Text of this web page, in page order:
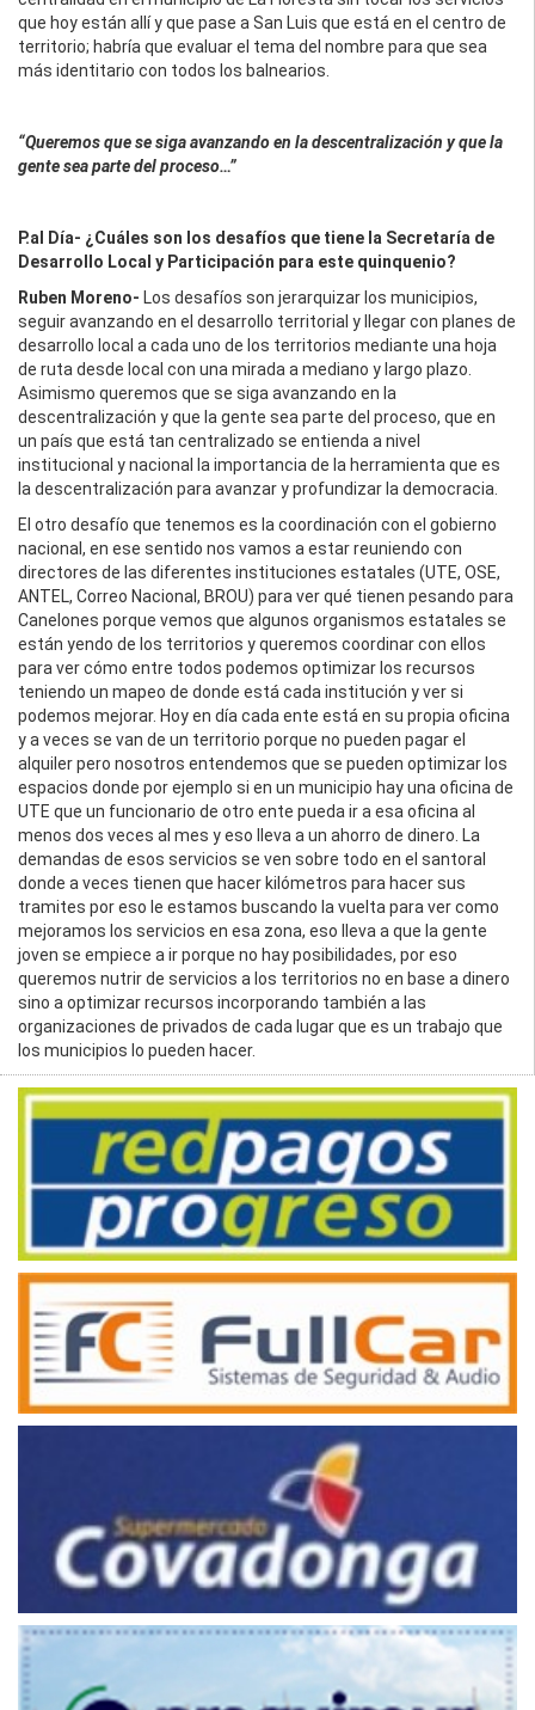
que hoy están allí y que pase a San Luis que está en el centro de
territorio; habría que evaluar el tema del nombre para que sea
más identitario con todos los balnearios.
“Queremos que se siga avanzando en la descentralización y que la
gente sea parte del proceso…”
P.al Día- ¿Cuáles son los desafíos que tiene la Secretaría de
Desarrollo Local y Participación para este quinquenio?
Ruben Moreno- Los desafíos son jerarquizar los municipios,
seguir avanzando en el desarrollo territorial y llegar con planes de
desarrollo local a cada uno de los territorios mediante una hoja
de ruta desde local con una mirada a mediano y largo plazo.
Asimismo queremos que se siga avanzando en la
descentralización y que la gente sea parte del proceso, que en
un país que está tan centralizado se entienda a nivel
institucional y nacional la importancia de la herramienta que es
la descentralización para avanzar y profundizar la democracia.
El otro desafío que tenemos es la coordinación con el gobierno
nacional, en ese sentido nos vamos a estar reuniendo con
directores de las diferentes instituciones estatales (UTE, OSE,
ANTEL, Correo Nacional, BROU) para ver qué tienen pesando para
Canelones porque vemos que algunos organismos estatales se
están yendo de los territorios y queremos coordinar con ellos
para ver cómo entre todos podemos optimizar los recursos
teniendo un mapeo de donde está cada institución y ver si
podemos mejorar. Hoy en día cada ente está en su propia oficina
y a veces se van de un territorio porque no pueden pagar el
alquiler pero nosotros entendemos que se pueden optimizar los
espacios donde por ejemplo si en un municipio hay una oficina de
UTE que un funcionario de otro ente pueda ir a esa oficina al
menos dos veces al mes y eso lleva a un ahorro de dinero. La
demandas de esos servicios se ven sobre todo en el santoral
donde a veces tienen que hacer kilómetros para hacer sus
tramites por eso le estamos buscando la vuelta para ver como
mejoramos los servicios en esa zona, eso lleva a que la gente
joven se empiece a ir porque no hay posibilidades, por eso
queremos nutrir de servicios a los territorios no en base a dinero
sino a optimizar recursos incorporando también a las
organizaciones de privados de cada lugar que es un trabajo que
los municipios lo pueden hacer.